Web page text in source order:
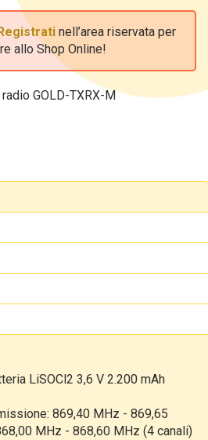
nell’area riservata per
allo Shop Online!
GOLD-TXRX-M
LiSOCl2 3,6 V 2.200 mAh
869,40 MHz - 869,65
MHz - 868,60 MHz (4 canali)